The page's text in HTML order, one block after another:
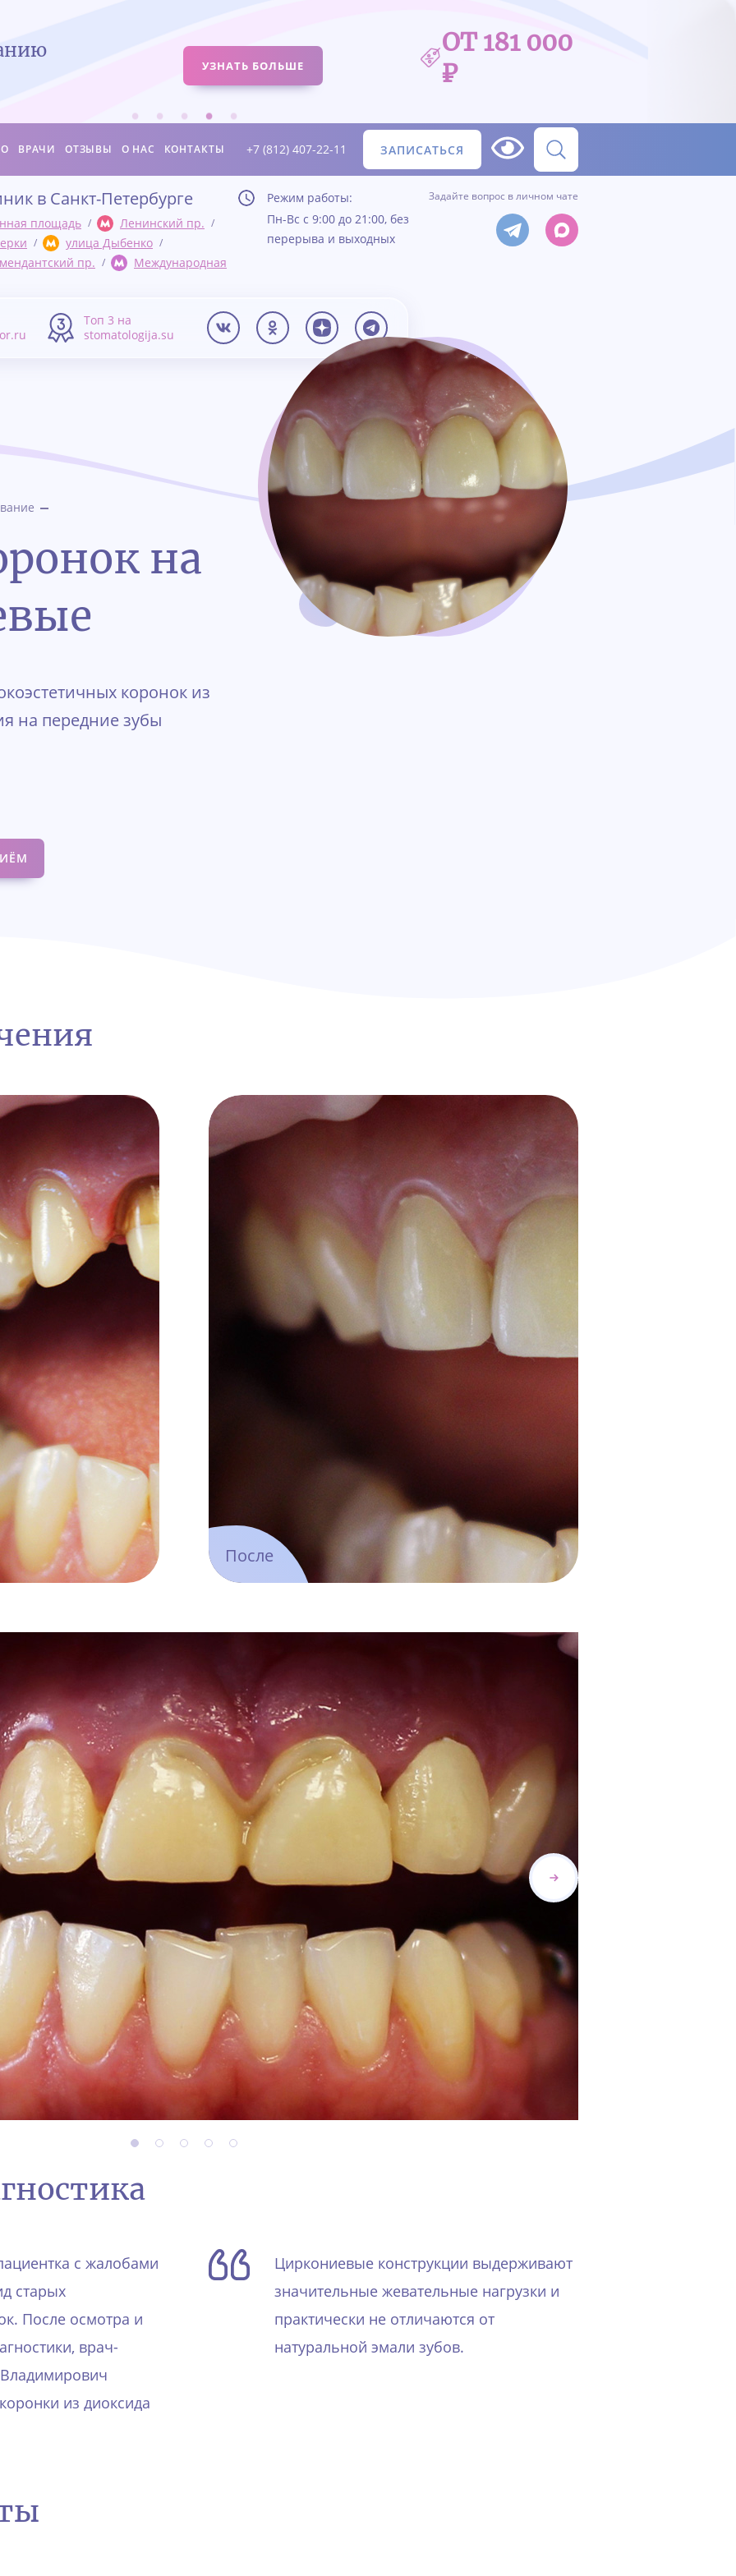
УЗНАТЬ БОЛЬШЕ
ОТ 181 000
₽
+7 (812) 407-22-11 ЗАПИСАТЬСЯ
ВРАЧИ ОТЗЫВЫ О НАС КОНТАКТЫ
в Санкт-Петербурге
площадь
Ленинский пр.
улица Дыбенко
пр.
Международная
Режим работы:
Пн-Вс с 9:00 до 21:00, без
перерыва и выходных
Задайте вопрос в личном чате
Топ 3 на
stomatologija.su
на
коронок из
на передние зубы
После
с жалобами
старых
После осмотра и
врач-
из диоксида
Циркониевые конструкции выдерживают
значительные жевательные нагрузки и
практически не отличаются от
натуральной эмали зубов.